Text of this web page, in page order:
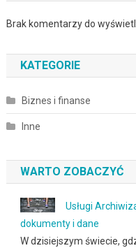
Brak komentarzy do
KATEGORIE
Biznes i finanse
Inne
WARTO ZOBACZYĆ
Usługi
dokumenty i dane
W dzisiejszym świecie,